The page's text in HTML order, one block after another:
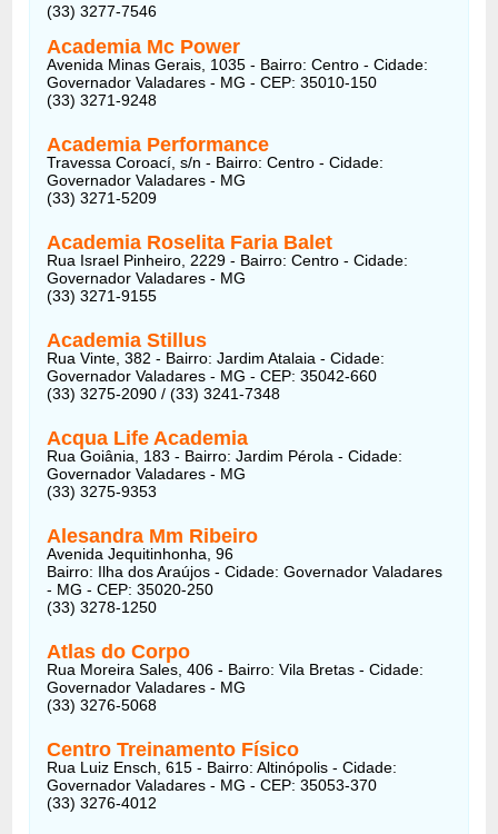
(33) 3277-7546
Academia Mc Power
Avenida Minas Gerais, 1035 - Bairro: Centro - Cidade:
Governador Valadares - MG - CEP: 35010-150
(33) 3271-9248
Academia Performance
Travessa Coroací, s/n - Bairro: Centro - Cidade:
Governador Valadares - MG
(33) 3271-5209
Academia Roselita Faria Balet
Rua Israel Pinheiro, 2229 - Bairro: Centro - Cidade:
Governador Valadares - MG
(33) 3271-9155
Academia Stillus
Rua Vinte, 382 - Bairro: Jardim Atalaia - Cidade:
Governador Valadares - MG - CEP: 35042-660
(33) 3275-2090 / (33) 3241-7348
Acqua Life Academia
Rua Goiânia, 183 - Bairro: Jardim Pérola - Cidade:
Governador Valadares - MG
(33) 3275-9353
Alesandra Mm Ribeiro
Avenida Jequitinhonha, 96
Bairro: Ilha dos Araújos - Cidade: Governador Valadares
- MG - CEP: 35020-250
(33) 3278-1250
Atlas do Corpo
Rua Moreira Sales, 406 - Bairro: Vila Bretas - Cidade:
Governador Valadares - MG
(33) 3276-5068
Centro Treinamento Físico
Rua Luiz Ensch, 615 - Bairro: Altinópolis - Cidade:
Governador Valadares - MG - CEP: 35053-370
(33) 3276-4012